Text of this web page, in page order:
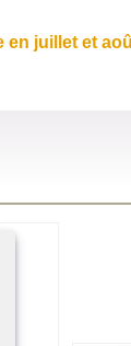
en juillet et